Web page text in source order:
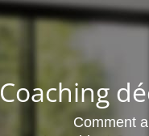
Coaching
Comment